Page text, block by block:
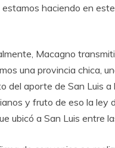
estamos haciendo en
Macagno
una provincia chica,
del aporte de San Luis
y fruto de eso la ley
ubicó a San Luis entre